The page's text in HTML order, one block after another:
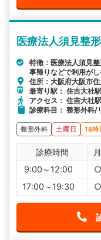
医療法人須見整
特徴：医療法人須見
事帰りなどで利用がし
住所：大阪府大阪市
最寄り駅： 住吉大
アクセス： 住吉大社
診療科目： 整形外科/
整形外科 土曜日 18時
診療時間 月
9:00～12:00
○
17:00～19:30
○